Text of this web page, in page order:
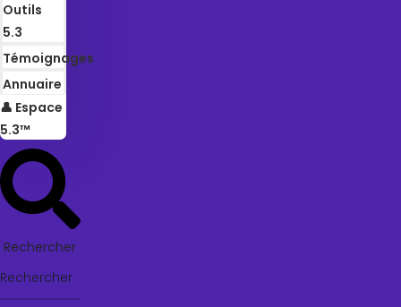
Outils
5.3
Témoignages
Annuaire
👤 Espace
5.3™
Rechercher